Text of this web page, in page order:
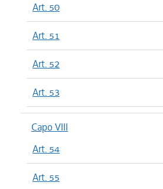
Art. 50
Art. 51
Art. 52
Art. 53
Capo VIII
Art. 54
Art. 55